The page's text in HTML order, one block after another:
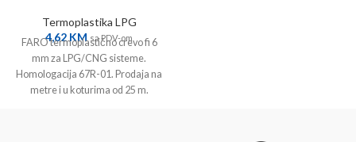
Termoplastika LPG
4,62KM sa PDV-om
FARO termoplastično crevo fi 6
mm za LPG/CNG sisteme.
Homologacija 67R-01. Prodaja na
metre i u koturima od 25 m.